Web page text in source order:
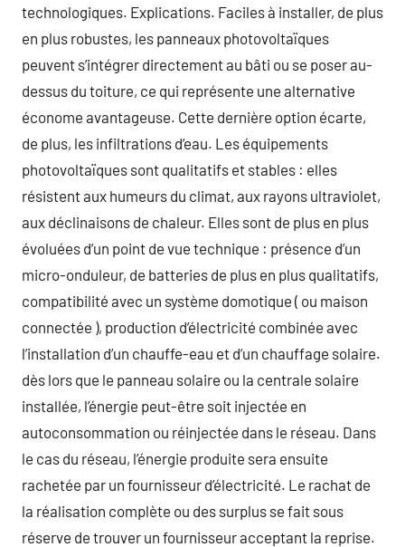
technologiques. Explications. Faciles à installer, de plus
en plus robustes, les panneaux photovoltaïques
peuvent s’intégrer directement au bâti ou se poser au-
dessus du toiture, ce qui représente une alternative
économe avantageuse. Cette dernière option écarte,
de plus, les infiltrations d’eau. Les équipements
photovoltaïques sont qualitatifs et stables : elles
résistent aux humeurs du climat, aux rayons ultraviolet,
aux déclinaisons de chaleur. Elles sont de plus en plus
évoluées d’un point de vue technique : présence d’un
micro-onduleur, de batteries de plus en plus qualitatifs,
compatibilité avec un système domotique ( ou maison
connectée ), production d’électricité combinée avec
l’installation d’un chauffe-eau et d’un chauffage solaire.
dès lors que le panneau solaire ou la centrale solaire
installée, l’énergie peut-être soit injectée en
autoconsommation ou réinjectée dans le réseau. Dans
le cas du réseau, l’énergie produite sera ensuite
rachetée par un fournisseur d’électricité. Le rachat de
la réalisation complète ou des surplus se fait sous
réserve de trouver un fournisseur acceptant la reprise.